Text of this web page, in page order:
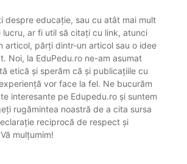
despre educație, sau cu atât mai mult
ar fi util să citați cu link, atunci
articol, părți dintr-un articol sau o idee
Noi, la EduPedu.ro ne-am asumat
etică și sperăm că și publicațiile cu
vor face la fel. Ne bucurăm
interesante pe Edupedu.ro și suntem
rugămintea noastră de a cita sursa
reciprocă de respect și
mulțumim!